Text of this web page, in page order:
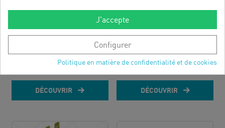
MERCEDES
RÉFÉRENCE: PBC381001
DÉCOUVRIR
PROTECTION...
RÉFÉRENCE:HIS111028
DÉCOUVRIR
J'accepte
Configurer
Politique en matière de confidentialité et de cookies